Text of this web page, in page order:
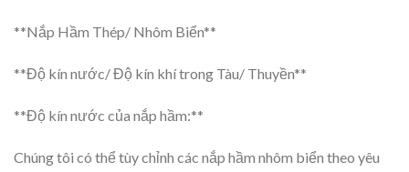
**Nắp Hầm Thép/ Nhôm Biển**
**Độ kín nước/ Độ kín khí trong Tàu/ Thuyền**
**Độ kín nước của nắp hầm:**
Chúng tôi có thể tùy chỉnh các nắp hầm nhôm biển theo yêu